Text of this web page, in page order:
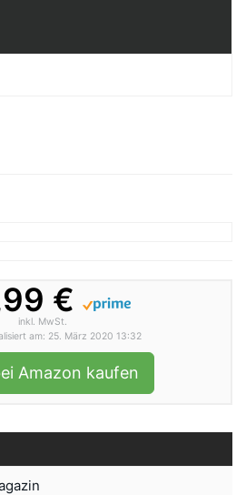
€
inkl. MwSt.
am: 25. März 2020 13:32
Amazon kaufen